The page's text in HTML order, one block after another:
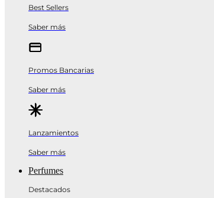
Best Sellers
Saber más
Promos Bancarias
Saber más
Lanzamientos
Saber más
Perfumes
Destacados